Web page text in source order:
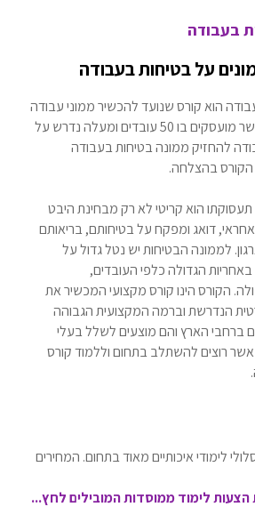
בעבודה
על בטיחות בעבודה
הוא קורס שנועד להכשיר ממוני עבודה
מוסמכים. שכן מפעל אשר מועסקים בו 50 עובדים ומעלה נדרש על
להחזיק ממונה בטיחות בעבודה
בהצלחה.
הוא קריטי לא רק מבחינת היבט
דואג ומפקח על בטיחותם, בריאותם
לממונה הבטיחות יש נטל גדול על
הגדולה כלפי העובדים,
הקורס הינו קורס מקצועי המכשיר את
הנדרשת וברמה המקצועית הגבוהה
ברחבי הארץ והם מוצעים לשלל בעלי
רוצים להשתלב בתחום וללמוד קורס
לימודי איכותיים מאוד בתחום. המחירים
לימוד ממוסדות המובילים לחץ...